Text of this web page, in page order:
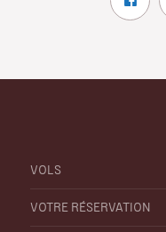
VOLS
VOTRE RÉSERVATION